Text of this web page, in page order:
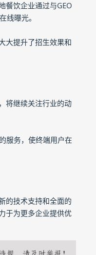
餐饮企业通过与GEO
线曝光。
大提升了招生效果和
将继续关注行业的动
服务，使终端用户在
的技术支持和全面的
于为更多企业提供优